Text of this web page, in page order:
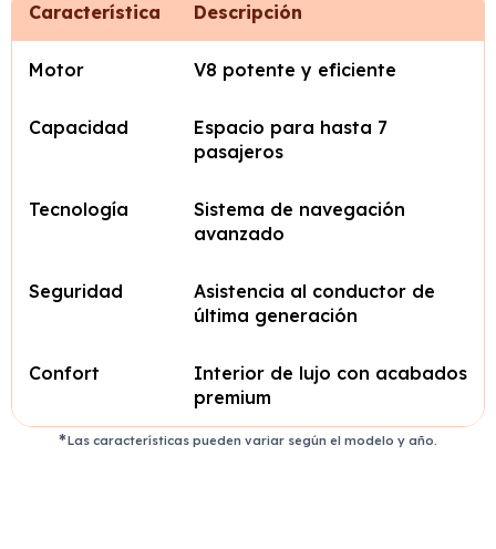
Característica Descripción
Motor V8 potente y eficiente
Capacidad
Espacio para hasta 7
pasajeros
Tecnología
Sistema de navegación
avanzado
Seguridad
Asistencia al conductor de
última generación
Confort
Interior de lujo con acabados
premium
Las características pueden variar según el modelo y año.